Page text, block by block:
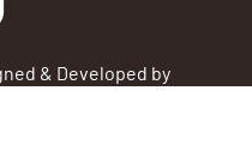
& Developed by